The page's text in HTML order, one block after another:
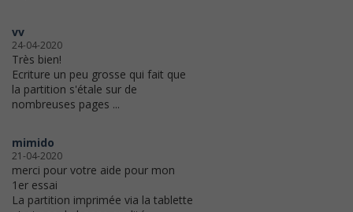
vv
24-04-2020
Très bien!
Ecriture un peu grosse qui fait que
la partition s'étale sur de
nombreuses pages ...
mimido
21-04-2020
merci pour votre aide pour mon
1er essai
La partition imprimée via la tablette